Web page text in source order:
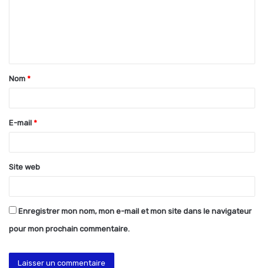
t
a
e
*
Nom *
E-mail *
Site web
Enregistrer mon nom, mon e-mail et mon site dans le navigateur
pour mon prochain commentaire.